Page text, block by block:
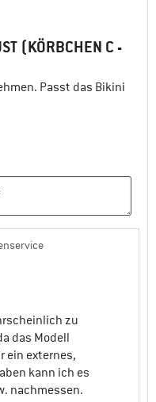
(KÖRBCHEN C -
Passt das Bikini
zu
das Modell
ein externes,
kann ich es
nachmessen.